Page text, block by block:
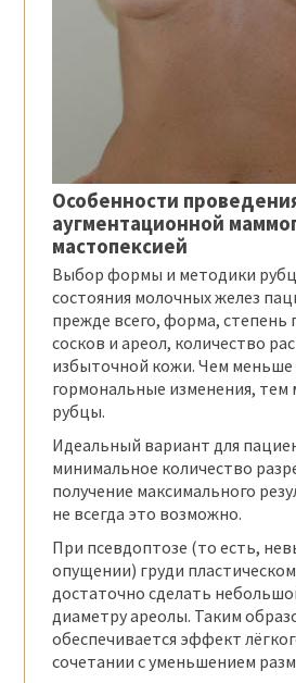
Особенности
аугментационной
мастопексией
Выбор формы и методики
состояния молочных желез
прежде всего, форма, степень
сосков и ареол, количество
избыточной кожи. Чем меньше
гормональные изменения, тем
рубцы.
Идеальный вариант для
минимальное количество
получение максимального
не всегда это возможно.
При псевдоптозе (то есть,
опущении) груди
достаточно сделать
диаметру ареолы. Таким
обеспечивается эффект
сочетании с уменьшением